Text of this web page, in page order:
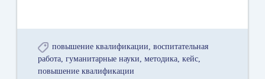
повышение квалификации
воспитательная
работа гуманитарные науки методика кейс
повышение квалификации